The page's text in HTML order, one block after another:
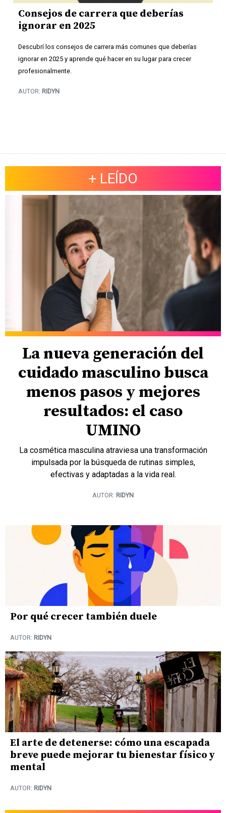
Consejos de carrera que deberías
ignorar en 2025
Descubrí los consejos de carrera más comunes que deberías
ignorar en 2025 y aprende qué hacer en su lugar para crecer
profesionalmente.
AUTOR: RIDYN
+ LEÍDO
Por qué crecer también duele
AUTOR: RIDYN
El arte de detenerse: cómo una escapada
breve puede mejorar tu bienestar físico y
mental
AUTOR: RIDYN
La nueva generación del
cuidado masculino busca
menos pasos y mejores
resultados: el caso
UMINO
La cosmética masculina atraviesa una transformación
impulsada por la búsqueda de rutinas simples,
efectivas y adaptadas a la vida real.
AUTOR: RIDYN